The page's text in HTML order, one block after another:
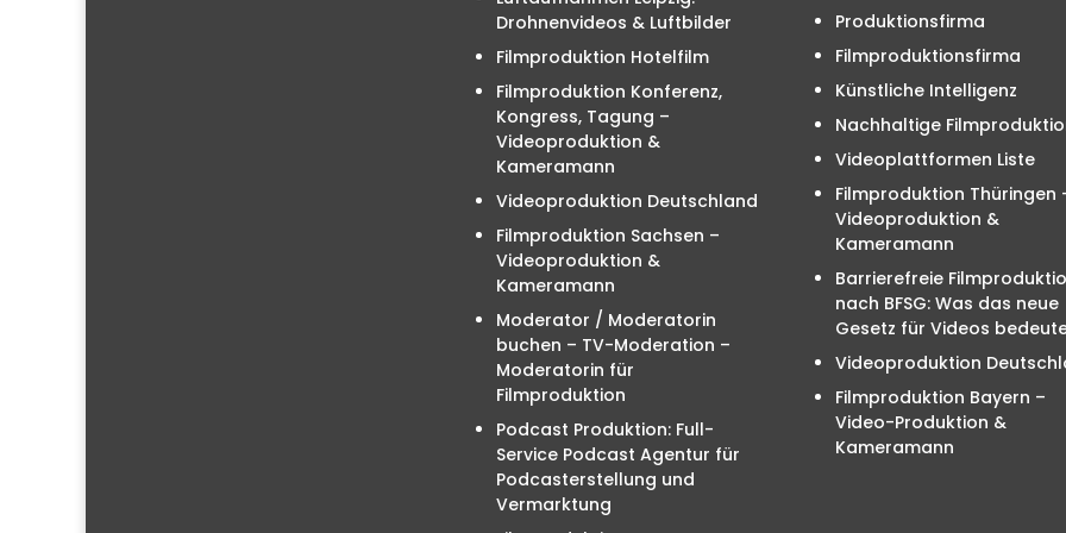
Drohnenvideos & Luftbilder
Filmproduktion Hotelfilm
Filmproduktion Konferenz,
Kongress, Tagung –
Videoproduktion &
Kameramann
Videoproduktion Deutschland
Filmproduktion Sachsen –
Videoproduktion &
Kameramann
Moderator / Moderatorin
buchen – TV-Moderation –
Moderatorin für
Filmproduktion
Podcast Produktion: Full-
Service Podcast Agentur für
Podcasterstellung und
Vermarktung
Produktionsfirma
Filmproduktionsfirma
Künstliche Intelligenz
Nachhaltige
Videoplattformen Liste
Filmproduktion Thüringen
Videoproduktion &
Kameramann
Barrierefreie
nach BFSG: Was das neue
Gesetz für Videos
Videoproduktion
Filmproduktion Bayern –
Video-Produktion &
Kameramann